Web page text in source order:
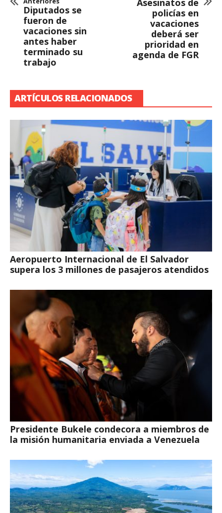
Diputados se
fueron de
vacaciones sin
antes haber
terminado su
trabajo
policías en
vacaciones
deberá ser
prioridad en
agenda de FGR
ARTÍCULOS RELACIONADOS
Aeropuerto Internacional de El Salvador
supera los 3 millones de pasajeros atendidos
Presidente Bukele condecora a miembros de
la misión humanitaria enviada a Venezuela